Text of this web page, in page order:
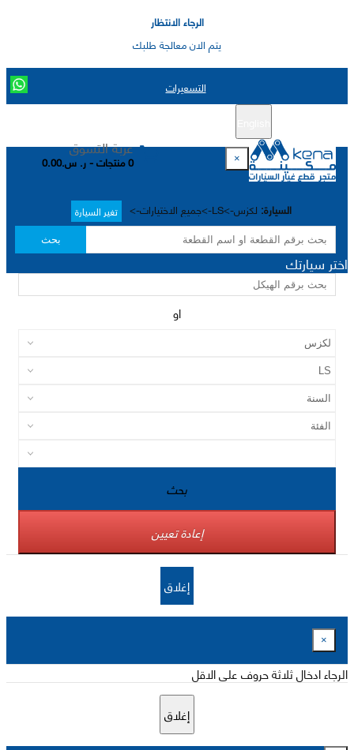
الرجاء الانتظار
يتم الان معالجة طلبك
التسعيرات
عربة التسوق
0 منتجات - ر. س.0.00
السيارة: لكزس->LS->جميع الاختيارات-> تغير السيارة
بحث
×
اختر سيارتك
او
بحث
إعادة تعيين
إغلاق
×
الرجاء ادخال ثلاثة حروف على الاقل
إغلاق